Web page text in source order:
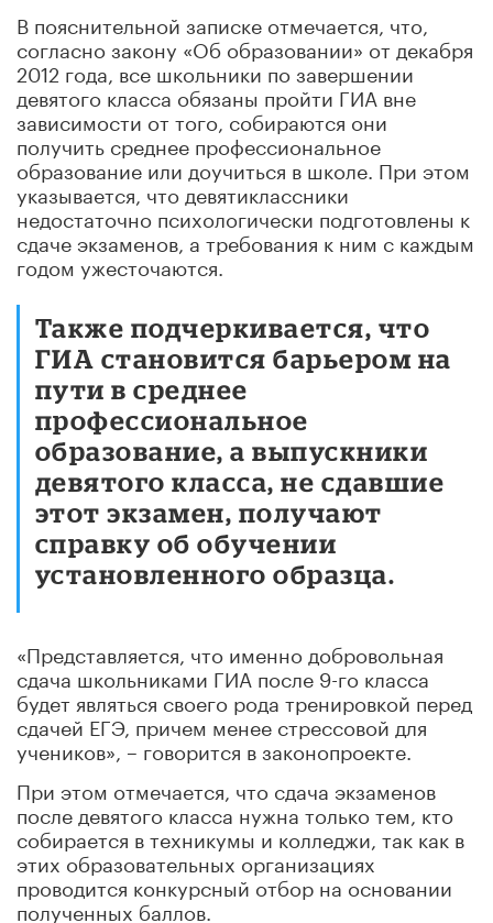
В пояснительной записке отмечается, что,
согласно закону «Об образовании» от декабря
2012 года, все школьники по завершении
девятого класса обязаны пройти ГИА вне
зависимости от того, собираются они
получить среднее профессиональное
образование или доучиться в школе. При этом
указывается, что девятиклассники
недостаточно психологически подготовлены к
сдаче экзаменов, а требования к ним с каждым
годом ужесточаются.
Также подчеркивается, что
ГИА становится барьером на
пути в среднее
профессиональное
образование, а выпускники
девятого класса, не сдавшие
этот экзамен, получают
справку об обучении
установленного образца.
«Представляется, что именно добровольная
сдача школьниками ГИА после 9-го класса
будет являться своего рода тренировкой перед
сдачей ЕГЭ, причем менее стрессовой для
учеников», – говорится в законопроекте.
При этом отмечается, что сдача экзаменов
после девятого класса нужна только тем, кто
собирается в техникумы и колледжи, так как в
этих образовательных организациях
проводится конкурсный отбор на основании
полученных баллов.